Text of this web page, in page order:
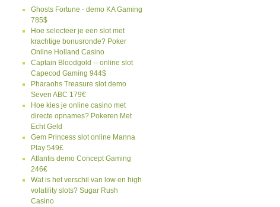
Ghosts Fortune - demo KA Gaming
785$
Hoe selecteer je een slot met
krachtige bonusronde? Poker
Online Holland Casino
Captain Bloodgold -- online slot
Capecod Gaming 944$
Pharaohs Treasure slot demo
Seven ABC 179€
Hoe kies je online casino met
directe opnames? Pokeren Met
Echt Geld
Gem Princess slot online Manna
Play 549£
Atlantis demo Concept Gaming
246€
Wat is het verschil van low en high
volatility slots? Sugar Rush
Casino